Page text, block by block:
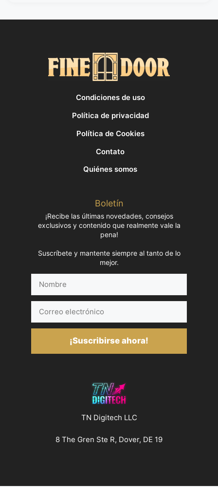
Condiciones de uso
Política de privacidad
Política de Cookies
Contato
Quiénes somos
Boletín
¡Recibe las últimas novedades, consejos
exclusivos y contenido que realmente vale la
pena!
Suscríbete y mantente siempre al tanto de lo
mejor.
electrónico
¡Suscribirse ahora!
TN Digitech LLC
8 The Gren Ste R, Dover, DE 19